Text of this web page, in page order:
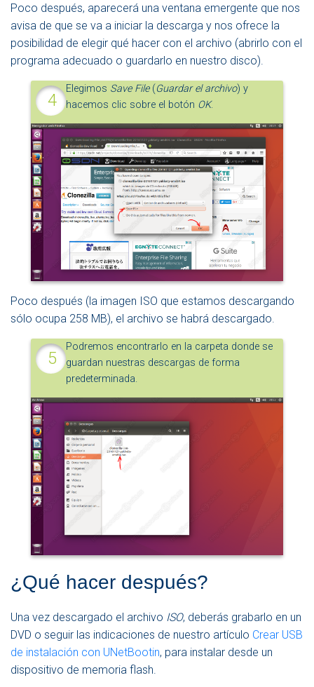
Poco después, aparecerá una ventana emergente que nos
avisa de que se va a iniciar la descarga y nos ofrece la
posibilidad de elegir qué hacer con el archivo (abrirlo con el
programa adecuado o guardarlo en nuestro disco).
Elegimos Save File(Guardar el archivo) y
hacemos clic sobre el botón OK.
Poco después (la imagen ISO que estamos descargando
sólo ocupa 258 MB), el archivo se habrá descargado.
Podremos encontrarlo en la carpeta donde se
guardan nuestras descargas de forma
predeterminada.
¿Qué hacer después?
Una vez descargado el archivo ISO, deberás grabarlo en un
DVD o seguir las indicaciones de nuestro artículo Crear USB
de instalación con UNetBootin, para instalar desde un
dispositivo de memoria flash.